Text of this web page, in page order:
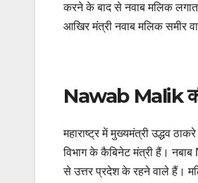
करने के बाद से नवाब मलिक
आखिर मंत्री नवाब मलिक समीर
Nawab Malik
महाराष्ट्र में मुख्यमंत्री उद्धव
विभाग के कैबिनेट मंत्री हैं। नबाब
से उत्तर प्रदेश के रहने वाले हैं।